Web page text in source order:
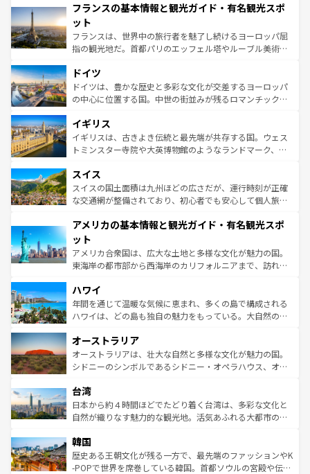
ませてくれるイタリアで、忘れられない旅をしてみよう！
なお、新着のイタリア情報は
しい。
文化が根付くこの国では、情熱的なフラメンコ、熱気あふ
れる闘牛、そして美味しいタパスが生活の一部となってい
る。首都マドリードの洗練された雰囲気や、バルセロナの
アートに溢れた街角から、地方では古代ローマ遺跡や中世
せる。地方によって風土や気候が異なるスペインはその個
性で訪れる人を魅了する。 なお、新着のスペイン情報は コ
ンテンツ一覧を参照してほしい。
フランスの基本情報と観光ガイド・有名観光スポ
ット
フランスは、世界中の旅行者を魅了し続けるヨーロッパ屈
指の観光地だ。首都パリのエッフェル塔やルーブル美術館
で、幅広い魅力が詰まっている。華麗な宮殿、歴史的な大
聖堂、美しいビーチ、そして豊かな自然が、訪れる者を心
から魅了する。また、フランスは美食の国としても知ら
いる。シャンパンの発祥地であるランス、プロヴァンスの
香り高いラベンダー畑など、多彩な楽しみ方が可能だ。さ
らに、パリ以外の地域にも魅力が溢れており、どの街角に
れる地方に足を運ぶとそれぞれで全く異なる文化を体験で
きるだろう。 なお、新着のフランス情報はコンテンツ一覧
を参照してほしい。
ドイツ
ドイツは、豊かな歴史と多彩な文化が交差するヨーロッパ
の中心に位置する国。中世の街並みが残るロマンチック街
顔を持つこの国は、どこを歩いても飽きることがない。ベ
ルリンの文化的活気、バイエルン州のアルプスの絶景、そ
してライン川沿いのワイン畑といった風景は必見。ビール
は、お酒好きな人にはぜひ体験してほしい。 なお、新着の
ドイツ情報はコンテンツ一覧を参照してほしい。
イギリス
イギリスは、古きよき伝統と最先端が共存する国。ウェス
トミンスター寺院や大英博物館のようなランドマーク、歴
リアごとに異なる魅力がある。また、優雅なアフタヌーン
ティー、ビール好きにはたまらない英国パブ、サッカー観
戦など、本場だからこそできる体験も豊富。イギリスを旅
ンツ一覧を参照してほしい。
スイス
スイスの国土面積は九州ほどの広さだが、運行時刻が正確
な交通網が整備されており、初心者でも安心して個人旅行
の建物がそのまま残る町や、スイスならではのユニークな
博物館もあり、アルプス観光だけでなく町歩きも満喫する
ことができる。国民の所得が高いため物価も高いが、旅行
者向けの交通パス提供のサービスもあり、うまく活用すれ
着のスイス情報は
アメリカの基本情報と観光ガイド・有名観光スポ
ット
アメリカ合衆国は、広大な土地と多様な文化が魅力の国。
東海岸の都市部から西海岸のカリフォルニアまで、訪れる
のような巨大都市は、観光、ショッピング、エンターテイ
ンメントが詰まった刺激的なスポットだ。一方、アメリカ
西部には大自然が広がり、グランドキャニオンやイエロー
部のニューオーリンズでは、音楽と美食が融合した独特の
文化が魅力。旅行者はアメリカの各地域で異なる魅力を楽
しみながら、その多様性と豊かな歴史を感じることができ
ならではの贅沢な旅のスタイルだ。 なお、新着のアメリカ
情報はコンテンツ一覧を参照してほしい。
ハワイ
年間を通じて温暖な気候に恵まれ、多くの島で構成される
ハワイは、どの島も独自の魅力をもっている。大自然の神
ワイ島は見逃せない。また、定番の観光地といえばオアフ
島だが、静かな自然を求めるならマウイ島やカウアイ島が
おすすめ。エメラルドグリーンに輝く海をはじめ、豊かな
れるおもてなしの心で訪れる人々を迎えてくれるハワイの
人々、おいしいローカルフードやハワイアンミュージッ
ク、伝統的なフラダンスなど、すべてがハワイの魅力を彩
ワイを、存分に味わってほしい。 なお、新着のハワイ情報
はコンテンツ一覧を参照してほしい。
オーストラリア
オーストラリアは、壮大な自然と多様な文化が魅力の国。
シドニーのシンボルであるシドニー・オペラハウス、オー
リアリーフや大陸中央部にそびえるウルル（エアーズロッ
ク）、タスマニアの美しい原生林やケアンズの熱帯雨林な
ど、見どころがたくさん。また、カフェやワイン、オージ
いる。アクティビティも充実しており、サーフィンやダイ
ビング、ハイキングなど、アウトドア好きにはたまらな
い。オーストラリアの多彩な魅力を存分に味わいつくそ
台湾
日本から約４時間ほどでたどり着く台湾は、多彩な文化と
自然が織りなす魅力的な観光地。活気あふれる大都市の台
ン）、静ひつな山岳地帯である台湾東部など、都市の喧騒
と山間の静けさが共存しており、訪れる人に新しい発見と
驚きをもたらしてくれる。また、奥深い台湾の食文化も魅
韓国
歴史ある王朝文化が残る一方で、最先端のファッションやK
-POPで世界を席巻している韓国。首都ソウルの宮殿や伝統